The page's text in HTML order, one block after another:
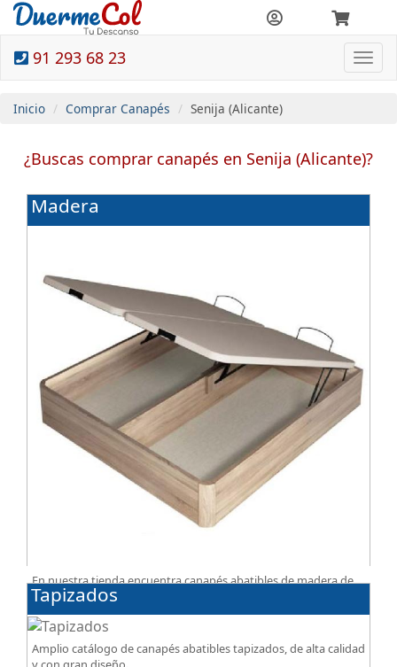
91 293 68 23
Inicio Comprar Canapés Senija (Alicante)
¿Buscas comprar canapés en Senija (Alicante)?
Madera
En nuestra tienda encuentra canapés abatibles de madera de
alta calidad, optimiza espacio de almacenamiento en tu
dormitorio, ¡todo al mejor precio!
Tapizados
Amplio catálogo de canapés abatibles tapizados, de alta calidad